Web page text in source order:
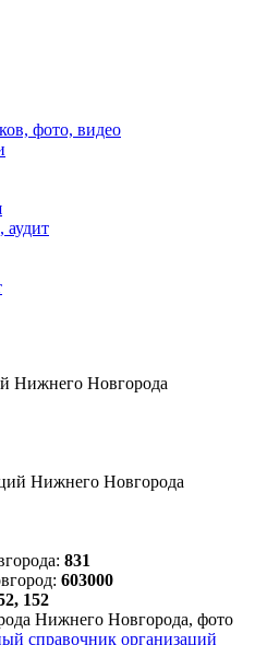
фото, видео
аудит
Нижнего Новгорода
Нижнего Новгорода
831
603000
152
справочник организаций